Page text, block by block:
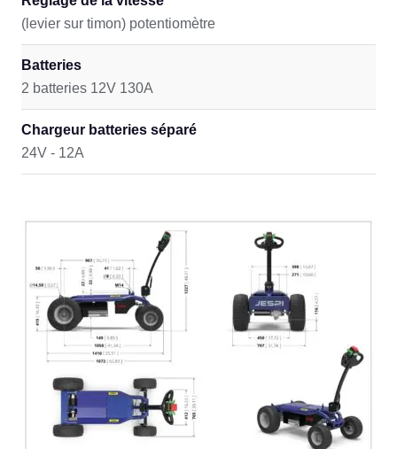
(levier sur timon) potentiomètre
Batteries
2 batteries 12V 130A
Chargeur batteries séparé
24V - 12A